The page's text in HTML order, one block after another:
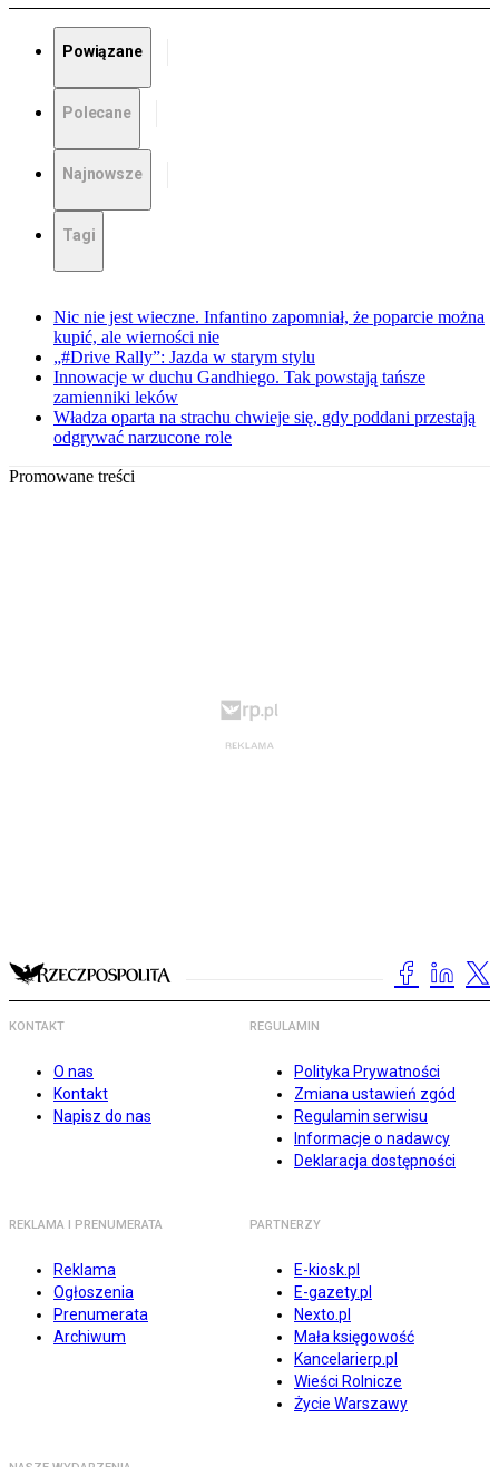
Powiązane
Polecane
Najnowsze
Tagi
Nic nie jest wieczne. Infantino zapomniał, że poparcie można
kupić, ale wierności nie
„#Drive Rally”: Jazda w starym stylu
Innowacje w duchu Gandhiego. Tak powstają tańsze
zamienniki leków
Władza oparta na strachu chwieje się, gdy poddani przestają
odgrywać narzucone role
Promowane treści
KONTAKT
O nas
Kontakt
Napisz do nas
REGULAMIN
Polityka Prywatności
Zmiana ustawień zgód
Regulamin serwisu
Informacje o nadawcy
Deklaracja dostępności
REKLAMA I PRENUMERATA
Reklama
Ogłoszenia
Prenumerata
Archiwum
PARTNERZY
E-kiosk.pl
E-gazety.pl
Nexto.pl
Mała księgowość
Kancelarierp.pl
Wieści Rolnicze
Życie Warszawy